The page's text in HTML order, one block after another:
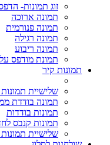
זוג תמונות-
תמונה ארוכה
תמונה פנורמית
תמונה רגילה
תמונה ריבוע
תמונת מודפס
תמונות קיר
שלישיית
תמונה בודדת
תמונות בודדות
תמונות קנבס
שלישיית